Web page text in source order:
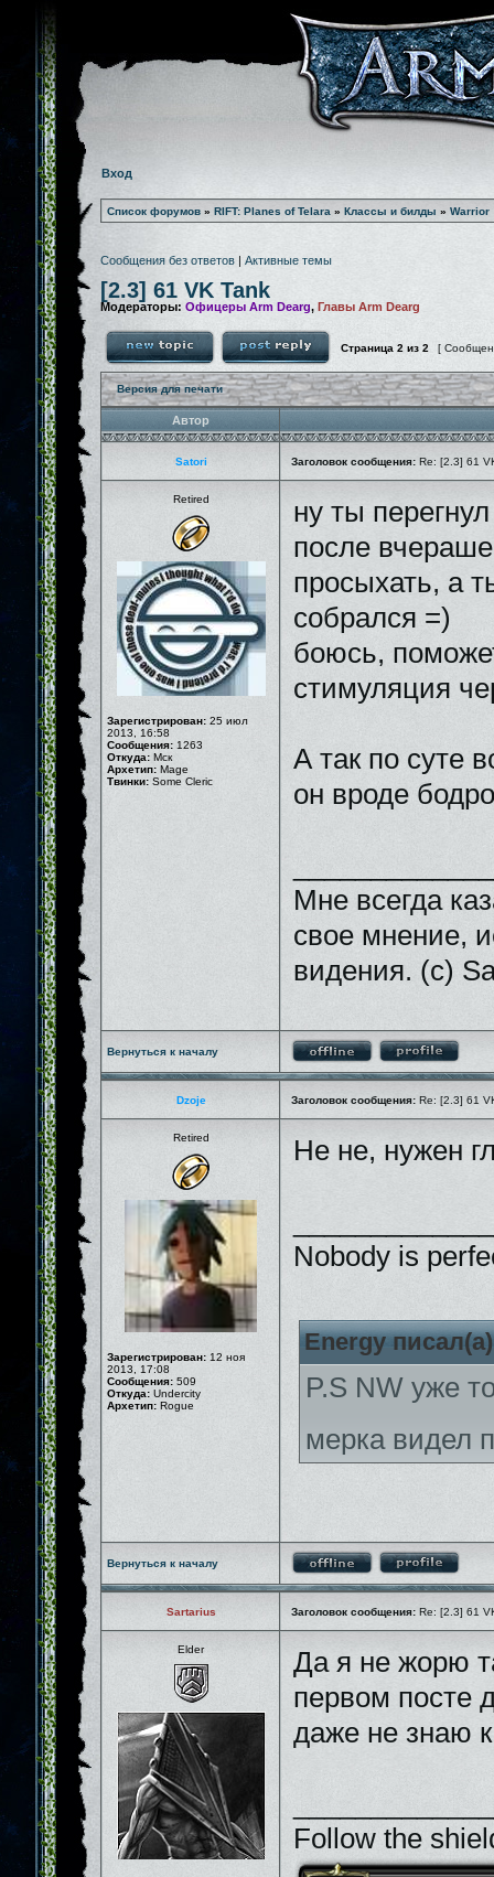
Вход
Список форумов » RIFT: Planes of Telara » Классы и билды » Warrior
Сообщения без ответов | Активные темы
[2.3] 61 VK Tank
Модераторы: Офицеры Arm Dearg, Главы Arm Dearg
Страница 2 из 2 [
Версия для печати
Автор
Satori Заголовок сообщения: Re: [2.3] 61
Retired
Зарегистрирован: 25 июл
2013, 16:58
Сообщения: 1263
Откуда: Мск
Архетип: Mage
Твинки: Some Cleric
ну ты
после
просыхать, а
собрался =)
боюсь,
стимуляция
А так по суте
он вроде
Мне всегда
свое мнение,
видения. (с)
Вернуться к началу
Dzoje Заголовок сообщения: Re: [2.3] 61
Retired
Зарегистрирован: 12 ноя
2013, 17:08
Сообщения: 509
Откуда: Undercity
Архетип: Rogue
Не не, нужен
Nobody is
Energy
P.S NW уже
мерка видел
Вернуться к началу
Sartarius Заголовок сообщения: Re: [2.3] 61
Elder
Да я не жорю
первом посте
даже не знаю
Follow the